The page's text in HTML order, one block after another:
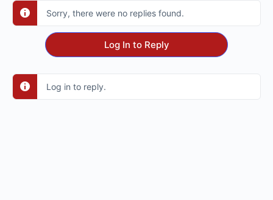
Sorry, there were no replies found.
Log In to Reply
Log in to reply.